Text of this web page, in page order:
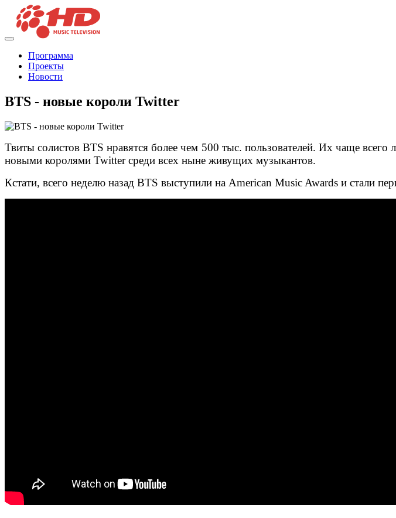
Программа
Проекты
Новости
BTS - новые короли Twitter
Твиты солистов BTS нравятся более чем 500 тыс. пользователей. Их чаще
новыми королями Twitter среди всех ныне живущих музыкантов.
Кстати, всего неделю назад BTS выступили на American Music Awards и стали